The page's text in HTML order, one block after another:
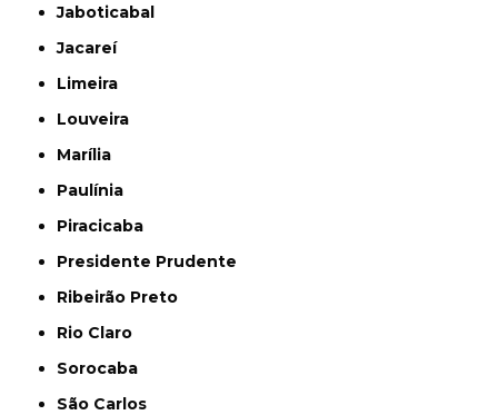
Jaboticabal
Jacareí
Limeira
Louveira
Marília
Paulínia
Piracicaba
Presidente Prudente
Ribeirão Preto
Rio Claro
Sorocaba
São Carlos